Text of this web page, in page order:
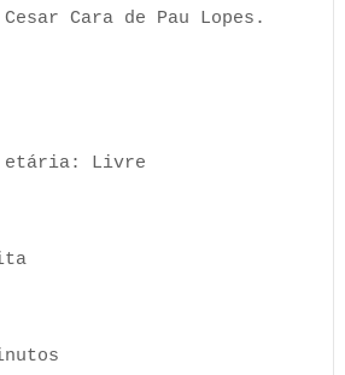
Cesar Cara de Pau Lopes.
etária: Livre